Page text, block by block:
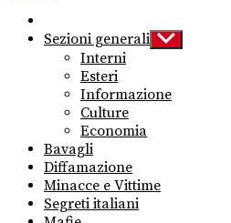
Sezioni generali Show
sub
Interni
Esteri
Informazione
Culture
Economia
Bavagli
Diffamazione
Minacce e Vittime
Segreti italiani